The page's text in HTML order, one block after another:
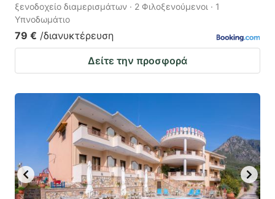
ξενοδοχείο διαμερισμάτων · 2 Φιλοξενούμενοι · 1
Υπνοδωμάτιο
79 € /διανυκτέρευση
Δείτε την προσφορά